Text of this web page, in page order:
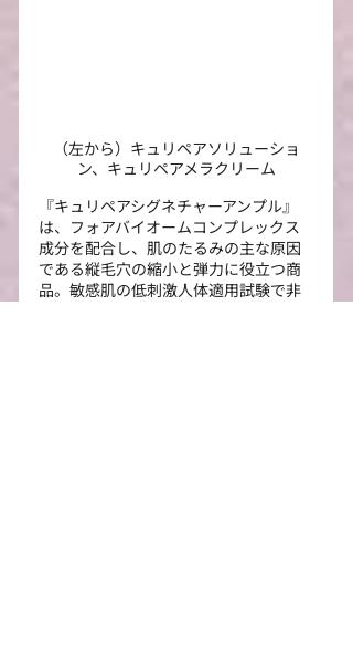
（左から）キュリペアソリューショ
ン、キュリペアメラクリーム
『キュリペアシグネチャーアンプル』
は、フォアバイオームコンプレックス
成分を配合し、肌のたるみの主な原因
である縦毛穴の縮小と弾力に役立つ商
品。敏感肌の低刺激人体適用試験で非